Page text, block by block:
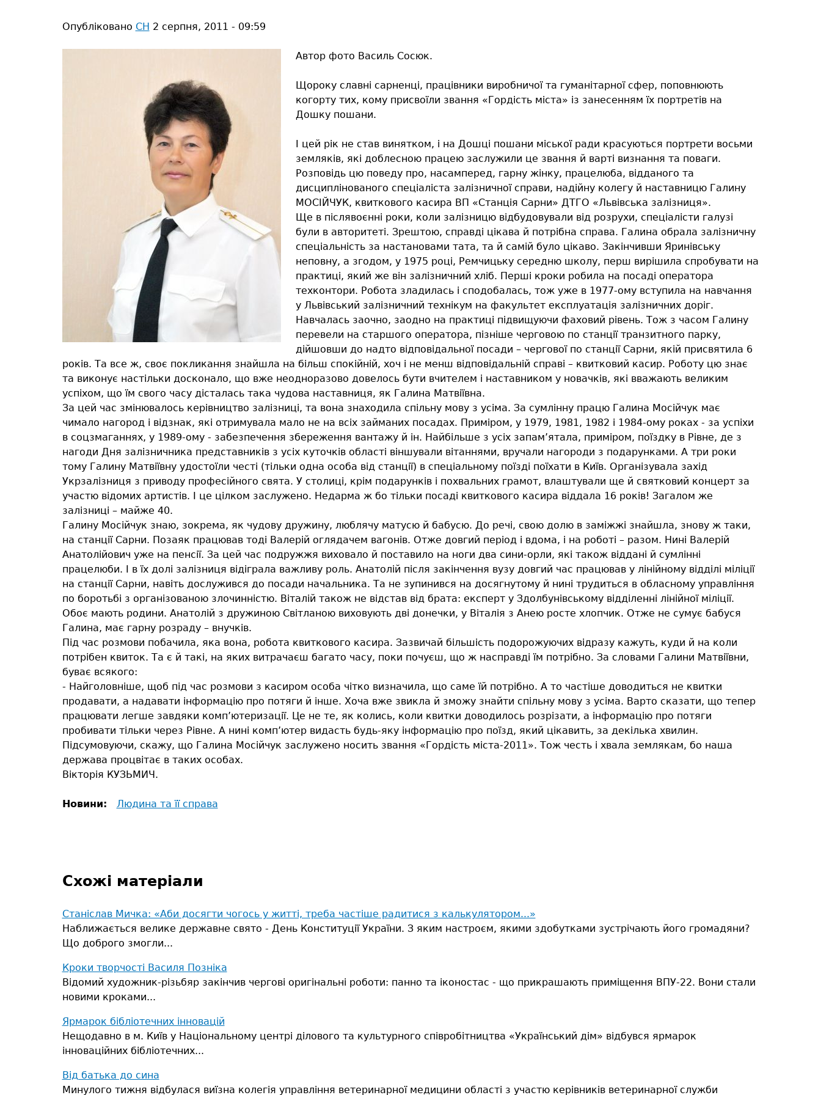
Опубліковано СН 2 серпня, 2011 - 09:59
Автор фото Василь Сосюк.
Щороку славні сарненці, працівники виробничої та гуманітарної сфер, поповнюють
когорту тих, кому присвоїли звання «Гордість міста» із занесенням їх портретів на
Дошку пошани.
І цей рік не став винятком, і на Дошці пошани міської ради красуються портрети восьми
земляків, які доблесною працею заслужили це звання й варті визнання та поваги.
Розповідь цю поведу про, насамперед, гарну жінку, працелюба, відданого та
дисциплінованого спеціаліста залізничної справи, надійну колегу й наставницю Галину
МОСІЙЧУК, квиткового касира ВП «Станція Сарни» ДТГО «Львівська залізниця».
Ще в післявоєнні роки, коли залізницю відбудовували від розрухи, спеціалісти галузі
були в авторитеті. Зрештою, справді цікава й потрібна справа. Галина обрала залізничну
спеціальність за настановами тата, та й самій було цікаво. Закінчивши Яринівську
неповну, а згодом, у 1975 році, Ремчицьку середню школу, перш вирішила спробувати на
практиці, який же він залізничний хліб. Перші кроки робила на посаді оператора
техконтори. Робота зладилась і сподобалась, тож уже в 1977-ому вступила на навчання
у Львівський залізничний технікум на факультет експлуатація залізничних доріг.
Навчалась заочно, заодно на практиці підвищуючи фаховий рівень. Тож з часом Галину
перевели на старшого оператора, пізніше черговою по станції транзитного парку,
дійшовши до надто відповідальної посади – чергової по станції Сарни, якій присвятила 6
років. Та все ж, своє покликання знайшла на більш спокійній, хоч і не менш відповідальній справі – квитковий касир. Роботу цю знає
та виконує настільки досконало, що вже неодноразово довелось бути вчителем і наставником у новачків, які вважають великим
успіхом, що їм свого часу дісталась така чудова наставниця, як Галина Матвіївна.
За цей час змінювалось керівництво залізниці, та вона знаходила спільну мову з усіма. За сумлінну працю Галина Мосійчук має
чимало нагород і відзнак, які отримувала мало не на всіх займаних посадах. Приміром, у 1979, 1981, 1982 і 1984-ому роках - за успіхи
в соцзмаганнях, у 1989-ому - забезпечення збереження вантажу й ін. Найбільше з усіх запам’ятала, приміром, поїздку в Рівне, де з
нагоди Дня залізничника представників з усіх куточків області віншували вітаннями, вручали нагороди з подарунками. А три роки
тому Галину Матвіївну удостоїли честі (тільки одна особа від станції) в спеціальному поїзді поїхати в Київ. Організувала захід
Укрзалізниця з приводу професійного свята. У столиці, крім подарунків і похвальних грамот, влаштували ще й святковий концерт за
участю відомих артистів. І це цілком заслужено. Недарма ж бо тільки посаді квиткового касира віддала 16 років! Загалом же
залізниці – майже 40.
Галину Мосійчук знаю, зокрема, як чудову дружину, люблячу матусю й бабусю. До речі, свою долю в заміжжі знайшла, знову ж таки,
на станції Сарни. Позаяк працював тоді Валерій оглядачем вагонів. Отже довгий період і вдома, і на роботі – разом. Нині Валерій
Анатолійович уже на пенсії. За цей час подружжя виховало й поставило на ноги два сини-орли, які також віддані й сумлінні
працелюби. І в їх долі залізниця відіграла важливу роль. Анатолій після закінчення вузу довгий час працював у лінійному відділі міліції
на станції Сарни, навіть дослужився до посади начальника. Та не зупинився на досягнутому й нині трудиться в обласному управління
по боротьбі з організованою злочинністю. Віталій також не відстав від брата: експерт у Здолбунівському відділенні лінійної міліції.
Обоє мають родини. Анатолій з дружиною Світланою виховують дві донечки, у Віталія з Анею росте хлопчик. Отже не сумує бабуся
Галина, має гарну розраду – внучків.
Під час розмови побачила, яка вона, робота квиткового касира. Зазвичай більшість подорожуючих відразу кажуть, куди й на коли
потрібен квиток. Та є й такі, на яких витрачаєш багато часу, поки почуєш, що ж насправді їм потрібно. За словами Галини Матвіївни,
буває всякого:
- Найголовніше, щоб під час розмови з касиром особа чітко визначила, що саме їй потрібно. А то частіше доводиться не квитки
продавати, а надавати інформацію про потяги й інше. Хоча вже звикла й зможу знайти спільну мову з усіма. Варто сказати, що тепер
працювати легше завдяки комп’ютеризації. Це не те, як колись, коли квитки доводилось розрізати, а інформацію про потяги
пробивати тільки через Рівне. А нині комп’ютер видасть будь-яку інформацію про поїзд, який цікавить, за декілька хвилин.
Підсумовуючи, скажу, що Галина Мосійчук заслужено носить звання «Гордість міста-2011». Тож честь і хвала землякам, бо наша
держава процвітає в таких особах.
Вікторія КУЗЬМИЧ.
Новини: Людина та її справа
Схожі матеріали
Станіслав Мичка: «Аби досягти чогось у житті, треба частіше радитися з калькулятором...»
Наближається велике державне свято - День Конституції України. З яким настроєм, якими здобутками зустрічають його громадяни?
Що доброго змогли...
Кроки творчості Василя Позніка
Відомий художник-різьбяр закінчив чергові оригінальні роботи: панно та іконостас - що прикрашають приміщення ВПУ-22. Вони стали
новими кроками...
Ярмарок бібліотечних інновацій
Нещодавно в м. Київ у Національному центрі ділового та культурного співробітництва «Український дім» відбувся ярмарок
інноваційних бібліотечних...
Від батька до сина
Минулого тижня відбулася виїзна колегія управління ветеринарної медицини області з участю керівників ветеринарної служби